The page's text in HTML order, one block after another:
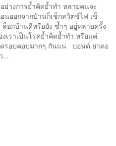
ย่างการย้ำคิดย้ำทำ หลายคนจะ
ออกจากบ้านก็เช็กสวิตช์ไฟ เช็
ล็อกบ้านดีหรือยัง ซ้ำๆ อยู่หลายครั้ง
เราเป็นโรคย้ำคิดย้ำทำ หรือแค่
ดรอบคอบมากๆ กันแน่ ปอนด์ ยาคอ
...